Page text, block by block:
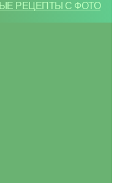
РЕЦЕПТЫ С ФОТО